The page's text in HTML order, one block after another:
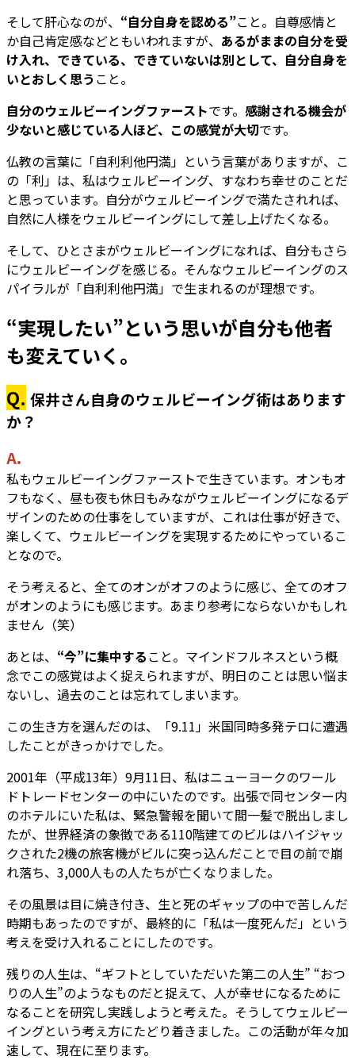
そして肝心なのが、 “自分自身を認める”こと。自尊感情と
か自己肯定感などともいわれますが、 あるがままの自分を受
け入れ、できている、できていないは別として、自分自身を
いとおしく思うこと。
自分のウェルビーイングファーストです。 感謝される機会が
少ないと感じている人ほど、この感覚が大切です。
仏教の言葉に「自利利他円満」という言葉がありますが、こ
の「利」は、私はウェルビーイング、すなわち幸せのことだ
と思っています。自分がウェルビーイングで満たされれば、
自然に人様をウェルビーイングにして差し上げたくなる。
そして、ひとさまがウェルビーイングになれば、自分もさら
にウェルビーイングを感じる。そんなウェルビーイングのス
パイラルが「自利利他円満」で生まれるのが理想です。
“実現したい”という思いが自分も他者
も変えていく。
Q. 保井さん自身のウェルビーイング術はあります
か？
A.
私もウェルビーイングファーストで生きています。オンもオ
フもなく、昼も夜も休日もみながウェルビーイングになるデ
ザインのための仕事をしていますが、これは仕事が好きで、
楽しくて、ウェルビーイングを実現するためにやっているこ
となので。
そう考えると、全てのオンがオフのように感じ、全てのオフ
がオンのようにも感じます。あまり参考にならないかもしれ
ません（笑）
あとは、 “今”に集中すること。マインドフルネスという概
念でこの感覚はよく捉えられますが、明日のことは思い悩ま
ないし、過去のことは忘れてしまいます。
この生き方を選んだのは、「9.11」米国同時多発テロに遭遇
したことがきっかけでした。
2001年（平成13年）9月11日、私はニューヨークのワール
ドトレードセンターの中にいたのです。出張で同センター内
のホテルにいた私は、緊急警報を聞いて間一髪で脱出しまし
たが、世界経済の象徴である110階建てのビルはハイジャッ
クされた2機の旅客機がビルに突っ込んだことで目の前で崩
れ落ち、3,000人もの人たちが亡くなりました。
その風景は目に焼き付き、生と死のギャップの中で苦しんだ
時期もあったのですが、最終的に「私は一度死んだ」という
考えを受け入れることにしたのです。
残りの人生は、“ギフトとしていただいた第二の人生” “おつ
りの人生”のようなものだと捉えて、人が幸せになるために
なることを研究し実践しようと考えた。そうしてウェルビー
イングという考え方にたどり着きました。この活動が年々加
速して、現在に至ります。